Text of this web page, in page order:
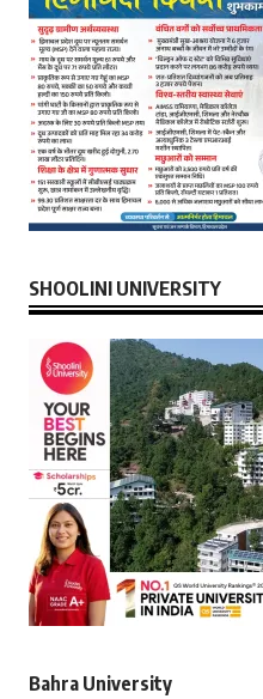
SHOOLINI UNIVERSITY
Bahra University